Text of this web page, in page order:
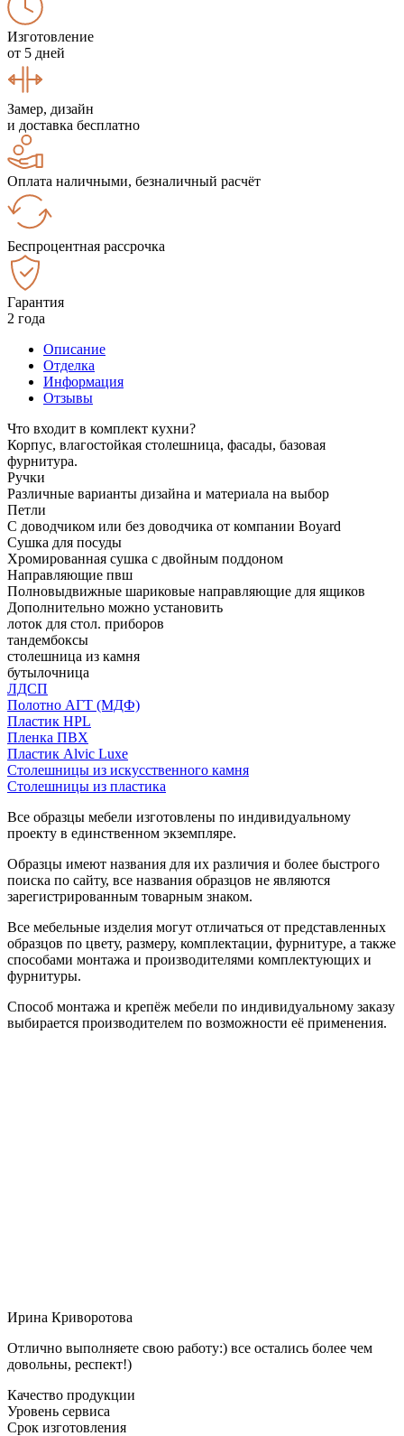
Изготовление
от 5 дней
Замер, дизайн
и доставка бесплатно
Оплата наличными, безналичный расчёт
Беспроцентная рассрочка
Гарантия
2 года
Описание
Отделка
Информация
Отзывы
Что входит в комплект кухни?
Корпус, влагостойкая столешница, фасады, базовая
фурнитура.
Ручки
Различные варианты дизайна и материала на выбор
Петли
С доводчиком или без доводчика от компании Boyard
Сушка для посуды
Хромированная сушка с двойным поддоном
Направляющие пвш
Полновыдвижные шариковые направляющие для ящиков
Дополнительно можно установить
лоток для стол. приборов
тандембоксы
столешница из камня
бутылочница
ЛДСП
Полотно АГТ (МДФ)
Пластик HPL
Пленка ПВХ
Пластик Alvic Luxe
Столешницы из искусственного камня
Столешницы из пластика
Все образцы мебели изготовлены по индивидуальному
проекту в единственном экземпляре.
Образцы имеют названия для их различия и более быстрого
поиска по сайту, все названия образцов не являются
зарегистрированным товарным знаком.
Все мебельные изделия могут отличаться от представленных
образцов по цвету, размеру, комплектации, фурнитуре, а также
способами монтажа и производителями комплектующих и
фурнитуры.
Способ монтажа и крепёж мебели по индивидуальному заказу
выбирается производителем по возможности её применения.
Ирина Криворотова
Отлично выполняете свою работу:) все остались более чем
довольны, респект!)
Качество продукции
Уровень сервиса
Срок изготовления